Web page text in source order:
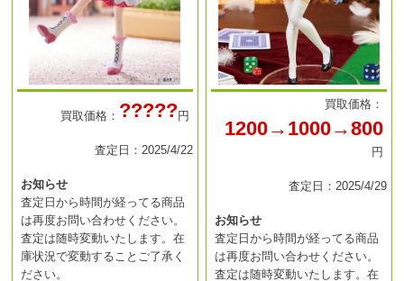
買取価格： ?????円
査定日：2025/4/22
お知らせ
査定日から時間が経ってる商品
は再度お問い合わせください。
査定は随時変動いたします。在
庫状況で変動することご了承く
ださい。
買取価格：
1200→1000→800
円
査定日：2025/4/29
お知らせ
査定日から時間が経ってる商品
は再度お問い合わせください。
査定は随時変動いたします。在